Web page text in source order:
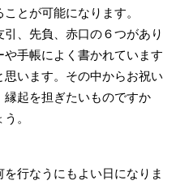
とが可能になります。
、先負、赤口の６つがあり
手帳によく書かれています
います。その中からお祝い
起を担ぎたいものですか
。
を行なうにもよい日になりま